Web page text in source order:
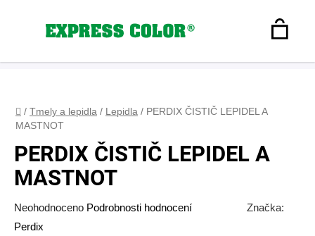
Hledat
Domů
/ Tmely a lepidla / Lepidla / PERDIX ČISTIČ LEPIDEL A
MASTNOT
PERDIX ČISTIČ LEPIDEL A
MASTNOT
Průměrné
hodnocení
Neohodnoceno Podrobnosti hodnocení
Značka:
Perdix